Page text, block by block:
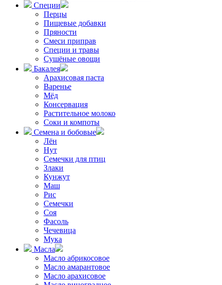
Специи
Перцы
Пищевые добавки
Пряности
Смеси приправ
Специи и травы
Сушёные овощи
Бакалея
Арахисовая паста
Варенье
Мёд
Консервация
Растительное молоко
Соки и компоты
Семена и бобовые
Лён
Нут
Семечки для птиц
Злаки
Кунжут
Маш
Рис
Семечки
Соя
Фасоль
Чечевица
Мука
Масла
Масло абрикосовое
Масло амарантовое
Масло арахисовое